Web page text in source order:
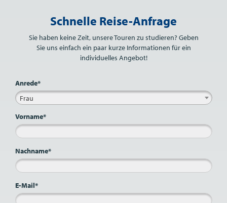
Schnelle Reise-Anfrage
Sie haben keine Zeit, unsere Touren zu studieren? Geben
Sie uns einfach ein paar kurze Informationen für ein
individuelles Angebot!
Anrede*
Frau
Vorname*
Nachname*
E-Mail*